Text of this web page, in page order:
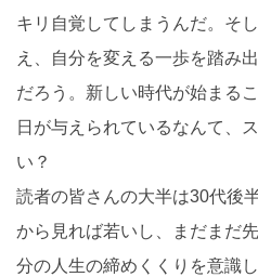
キリ自覚してしまうんだ。そ
え、自分を変える一歩を踏み
だろう。新しい時代が始まる
日が与えられているなんて、
い？
読者の皆さんの大半は30代後
から見れば若いし、まだまだ
分の人生の締めくくりを意識